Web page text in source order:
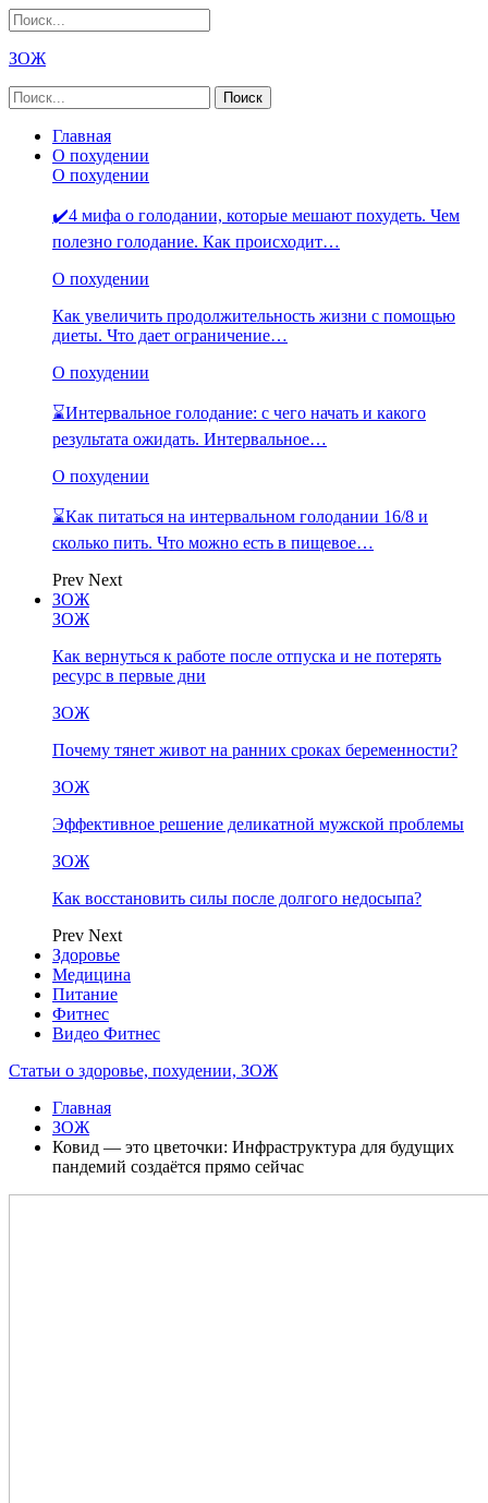
ЗОЖ
Главная
О похудении
О похудении
✔️4 мифа о голодании, которые мешают похудеть. Чем
полезно голодание. Как происходит…
О похудении
Как увеличить продолжительность жизни с помощью
диеты. Что дает ограничение…
О похудении
⌛Интервальное голодание: с чего начать и какого
результата ожидать. Интервальное…
О похудении
⌛Как питаться на интервальном голодании 16/8 и
сколько пить. Что можно есть в пищевое…
Prev Next
ЗОЖ
ЗОЖ
Как вернуться к работе после отпуска и не потерять
ресурс в первые дни
ЗОЖ
Почему тянет живот на ранних сроках беременности?
ЗОЖ
Эффективное решение деликатной мужской проблемы
ЗОЖ
Как восстановить силы после долгого недосыпа?
Prev Next
Здоровье
Медицина
Питание
Фитнес
Видео Фитнес
Статьи о здоровье, похудении, ЗОЖ
Главная
ЗОЖ
Ковид — это цветочки: Инфраструктура для будущих
пандемий создаётся прямо сейчас